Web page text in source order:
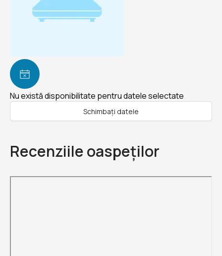
Nu există disponibilitate pentru datele selectate
Schimbați datele
Recenziile oaspeților